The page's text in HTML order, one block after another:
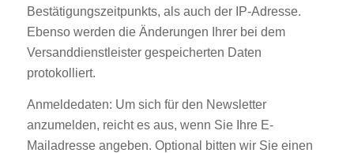
Bestätigungszeitpunkts, als auch der IP-Adresse.
Ebenso werden die Änderungen Ihrer bei dem
Versanddienstleister gespeicherten Daten
protokolliert.
Anmeldedaten: Um sich für den Newsletter
anzumelden, reicht es aus, wenn Sie Ihre E-
Mailadresse angeben. Optional bitten wir Sie einen